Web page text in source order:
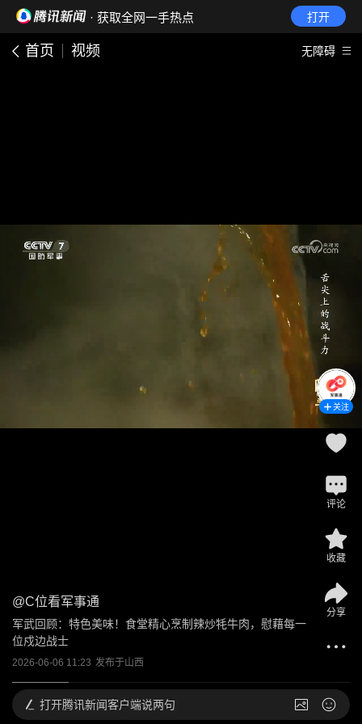
· 获取全网一手热点 打开
首页 视频 无障碍
@C位看军事通
军武回顾：特色美味！食堂精心烹制辣炒牦牛肉，慰藉每一
位戍边战士
2026-06-06 11:23 发布于山西
关注
评论
收藏
分享
打开腾讯新闻客户端说两句